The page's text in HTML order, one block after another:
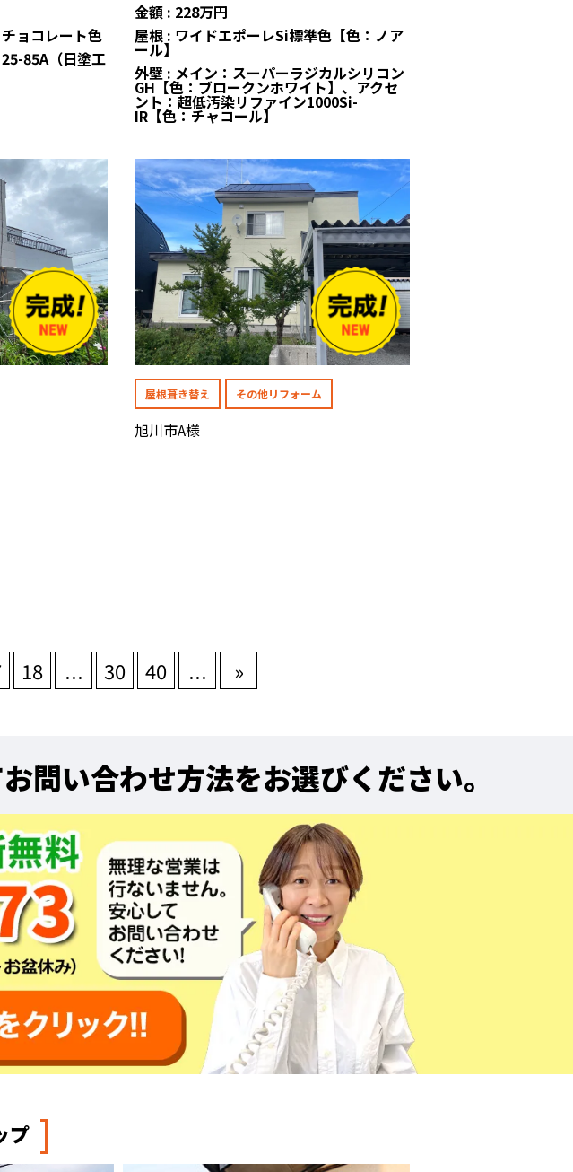
ョコレート色
85A（日塗工
金額 : 228万円
屋根 : ワイドエポーレSi標準色【色：ノア
ール】
外壁 : メイン：スーパーラジカルシリコン
GH【色：ブロークンホワイト】、アクセ
ント：超低汚染リファイン1000Si-
IR【色：チャコール】
屋根葺き替え その他リフォーム
旭川市A様
18 ... 30 40 ... »
問い合わせ方法をお選びください。
プ ]